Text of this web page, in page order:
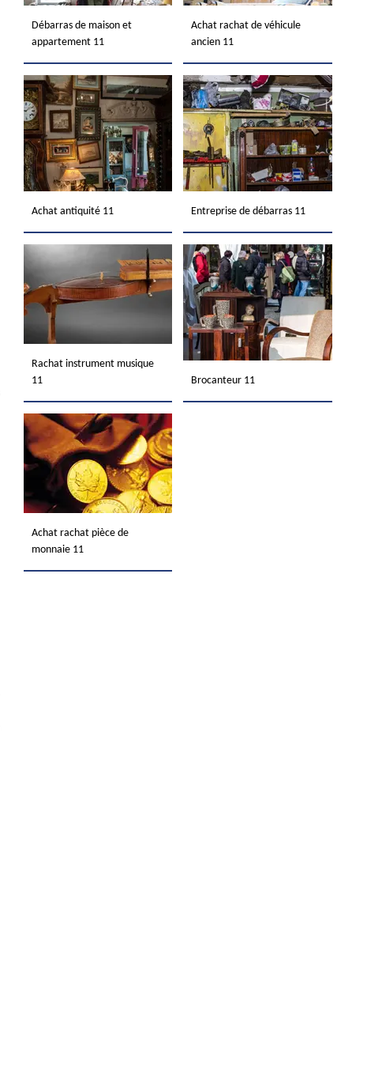
Débarras de maison et
appartement 11
Achat rachat de véhicule
ancien 11
Achat antiquité 11 Entreprise de débarras 11
Rachat instrument musique
11
Brocanteur 11
Achat rachat pièce de
monnaie 11